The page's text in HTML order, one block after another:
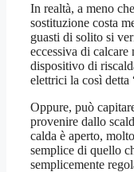
In realtà, a meno
sostituzione costa
guasti di solito si
eccessiva di calcare
dispositivo di
elettrici la così detta
Oppure, può
provenire dallo
calda è aperto,
semplice di quello
semplicemente